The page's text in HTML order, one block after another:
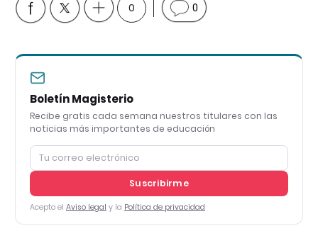
0 0
Boletín Magisterio
Recibe gratis cada semana nuestros titulares con las
noticias más importantes de educación
Suscribirme
Acepto el Aviso legal y la Política de privacidad